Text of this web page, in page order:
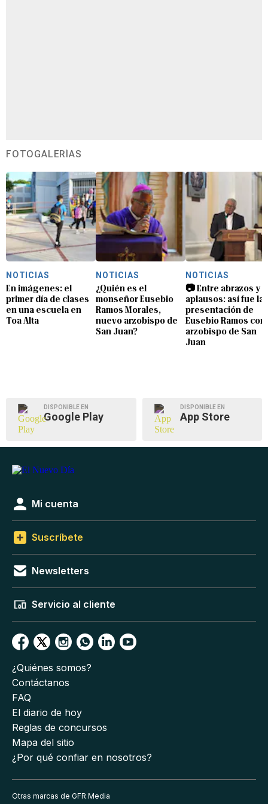
FOTOGALERÍAS
NOTICIAS
En imágenes: el
primer día de clases
en una escuela en
Toa Alta
NOTICIAS
¿Quién es el
monseñor Eusebio
Ramos Morales,
nuevo arzobispo de
San Juan?
NOTICIAS
📷 Entre abrazos y
aplausos: así fue la
presentación de
Eusebio Ramos
arzobispo de San
Juan
DISPONIBLE EN
Google Play
DISPONIBLE EN
App Store
Mi cuenta
Suscríbete
Newsletters
Servicio al cliente
¿Quiénes somos?
Contáctanos
FAQ
El diario de hoy
Reglas de concursos
Mapa del sitio
¿Por qué confiar en nosotros?
Otras marcas de GFR Media